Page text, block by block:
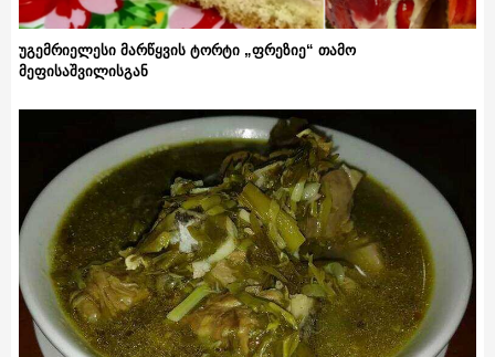
უგემრიელესი მარწყვის ტორტი „ფრეზიე“ თამო
მეფისაშვილისგან